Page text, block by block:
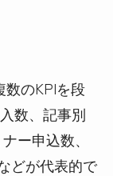
数のKPIを段
数、記事別
ー申込数、
どが代表的で